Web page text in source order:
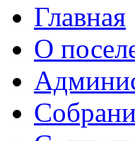
Главная
О